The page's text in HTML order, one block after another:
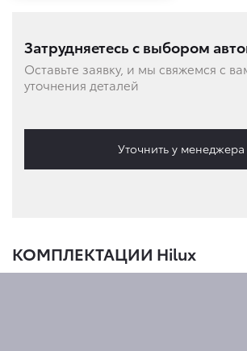
Затрудняетесь с выбором
Оставьте заявку, и мы свяжемся с
уточнения деталей
Уточнить у менеджера
КОМПЛЕКТАЦИИ Hilux